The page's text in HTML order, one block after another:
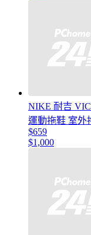
NIKE 耐吉
運動拖鞋 室外
$659
$1,000